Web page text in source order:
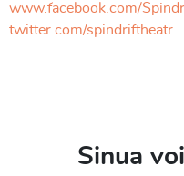
www.facebook.com/
twitter.com/spindriftheatr
Sinua